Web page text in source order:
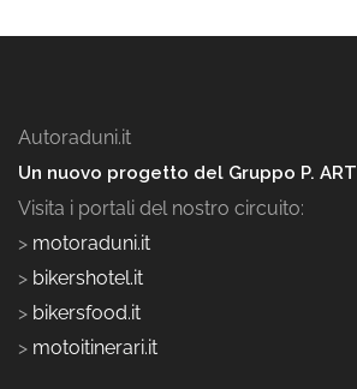
Autoraduni.it
Un nuovo progetto del Gruppo P. ART
Visita i portali del nostro circuito:
> motoraduni.it
> bikershotel.it
> bikersfood.it
> motoitinerari.it